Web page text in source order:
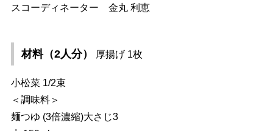
スコーディネーター 金丸 利恵
材料（2人分） 厚揚げ 1枚
小松菜 1/2束
＜調味料＞
麺つゆ (3倍濃縮)大さじ3